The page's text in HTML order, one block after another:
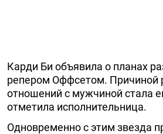
Карди Би объявила о планах
репером Оффсетом. Причиной
отношений с мужчиной стала
отметила исполнительница.
Одновременно с этим звезда